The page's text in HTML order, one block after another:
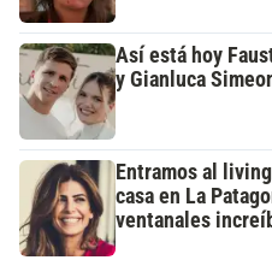
Así está hoy
y Gianluca
Entramos al
casa en La
ventanales